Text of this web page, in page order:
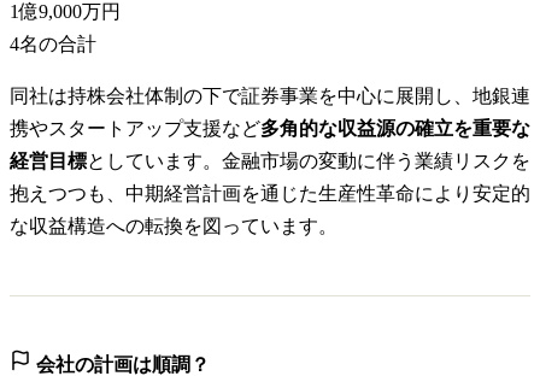
1億9,000万円
4名の合計
同社は持株会社体制の下で証券事業を中心に展開し、地銀連
携やスタートアップ支援など多角的な収益源の確立を重要な
経営目標としています。金融市場の変動に伴う業績リスクを
抱えつつも、中期経営計画を通じた生産性革命により安定的
な収益構造への転換を図っています。
会社の計画は順調？